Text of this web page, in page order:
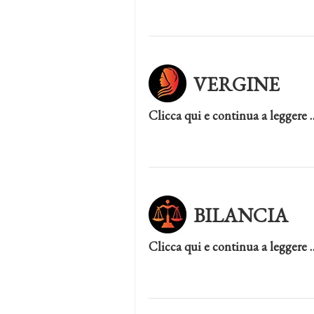
VERGINE
Clicca qui e continua a leggere
BILANCIA
Clicca qui e continua a leggere